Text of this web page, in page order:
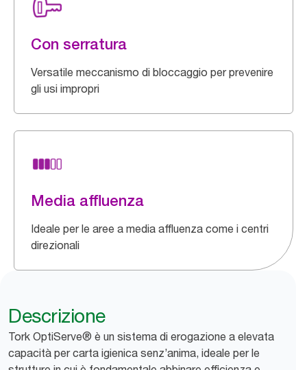
Con serratura
Versatile meccanismo di bloccaggio per prevenire
gli usi impropri
Media affluenza
Ideale per le aree a media affluenza come i centri
direzionali
Descrizione
Tork OptiServe® è un sistema di erogazione a elevata
capacità per carta igienica senz’anima, ideale per le